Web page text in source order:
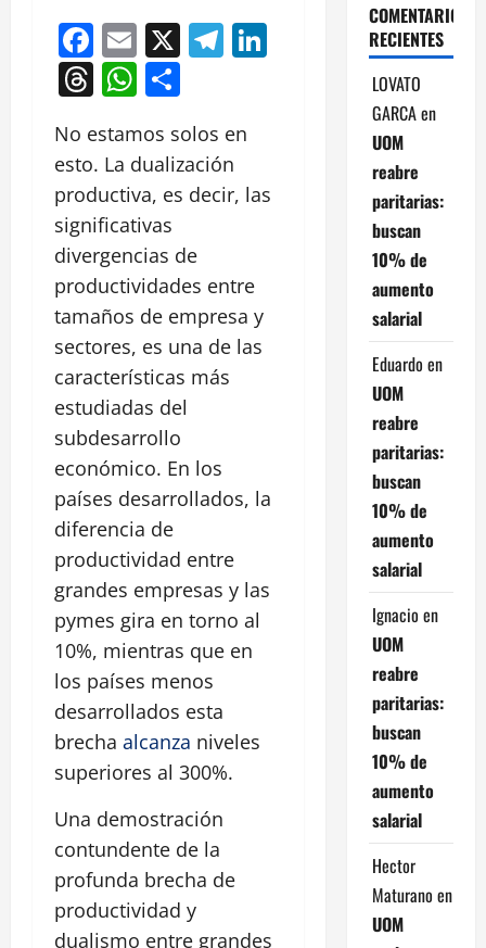
Facebook
Email
X Telegram
LinkedIn
Threads
WhatsApp
No estamos solos en
esto. La dualización
productiva, es decir, las
significativas
divergencias de
productividades entre
tamaños de empresa y
sectores, es una de las
características más
estudiadas del
subdesarrollo
económico. En los
países desarrollados, la
diferencia de
productividad entre
grandes empresas y las
pymes gira en torno al
10%, mientras que en
los países menos
desarrollados esta
brecha alcanza niveles
superiores al 300%.
Una demostración
contundente de la
profunda brecha de
productividad y
dualismo entre grandes
COMENTARIOS
RECIENTES
LOVATO
GARCAen
UOM
reabre
paritarias:
buscan
10% de
aumento
salarial
Eduardo en
UOM
reabre
paritarias:
buscan
10% de
aumento
salarial
Ignacio en
UOM
reabre
paritarias:
buscan
10% de
aumento
salarial
Hector
Maturano en
UOM